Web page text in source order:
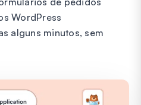
WordPress
alguns minutos, sem